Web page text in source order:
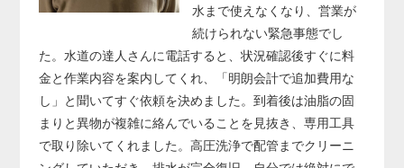
水まで使えなくなり、営業が
続けられない緊急事態でし
た。水道の達人さんに電話すると、状況確認後すぐに料
金と作業内容を案内してくれ、「明朗会計で追加費用な
し」と聞いてすぐ依頼を決めました。到着後は油脂の固
まりと異物が複雑に絡んでいることを見抜き、専用工具
で取り除いてくれました。高圧洗浄で配管までクリーニ